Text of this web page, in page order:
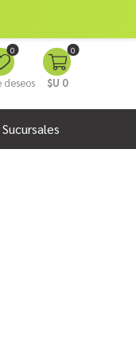
deseos
0 0
$U 0
Sucursales